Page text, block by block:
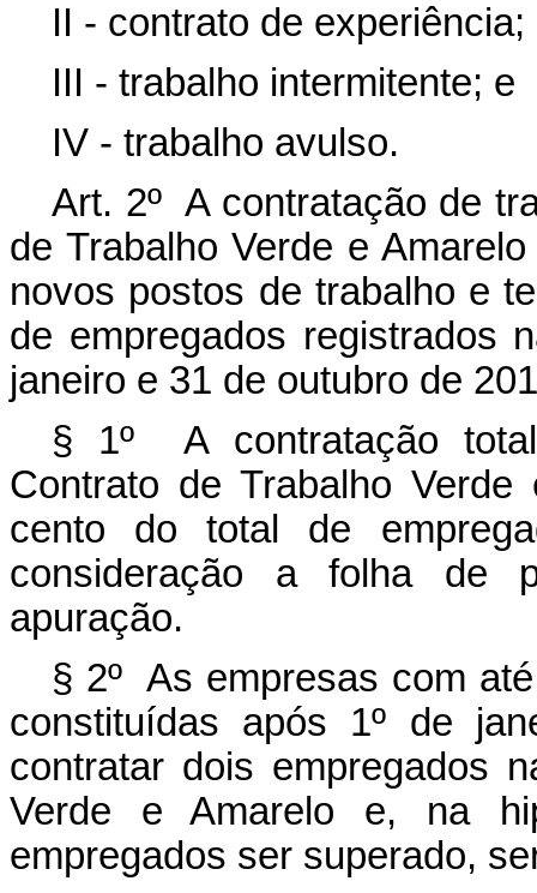
II - contrato de experiência;
III - trabalho intermitente; e
IV - trabalho avulso.
Art. 2º A contratação de
de Trabalho Verde e
novos postos de trabalho e
de empregados registrados
janeiro e 31 de outubro de
§ 1º A contratação
Contrato de Trabalho
cento do total de
consideração a folha de
apuração.
§ 2º As empresas com
constituídas após 1º de
contratar dois empregados
Verde e Amarelo e, na
empregados ser superado,